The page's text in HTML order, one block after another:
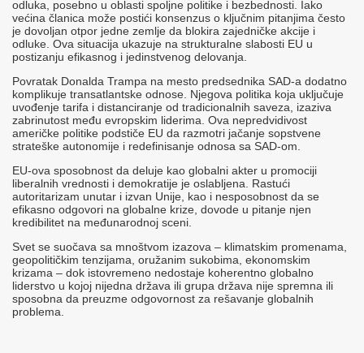
odluka, posebno u oblasti spoljne politike i bezbednosti. Iako
većina članica može postići konsenzus o ključnim pitanjima često
je dovoljan otpor jedne zemlje da blokira zajedničke akcije i
odluke. Ova situacija ukazuje na strukturalne slabosti EU u
postizanju efikasnog i jedinstvenog delovanja.​
Povratak Donalda Trampa na mesto predsednika SAD-a dodatno
komplikuje transatlantske odnose. Njegova politika koja uključuje
uvođenje tarifa i distanciranje od tradicionalnih saveza, izaziva
zabrinutost među evropskim liderima. Ova nepredvidivost
američke politike podstiče EU da razmotri jačanje sopstvene
strateške autonomije i redefinisanje odnosa sa SAD-om.​
EU-ova sposobnost da deluje kao globalni akter u promociji
liberalnih vrednosti i demokratije je oslabljena. Rastući
autoritarizam unutar i izvan Unije, kao i nesposobnost da se
efikasno odgovori na globalne krize, dovode u pitanje njen
kredibilitet na međunarodnoj sceni.​​
Svet se suočava sa mnoštvom izazova – klimatskim promenama,
geopolitičkim tenzijama, oružanim sukobima, ekonomskim
krizama – dok istovremeno nedostaje koherentno globalno
liderstvo u kojoj nijedna država ili grupa država nije spremna ili
sposobna da preuzme odgovornost za rešavanje globalnih
problema.